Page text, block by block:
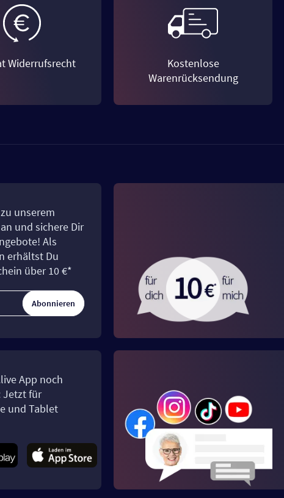
Widerrufsrecht
Kostenlose
Warenrücksendung
unserem
und sichere Dir
Als
erhältst Du
über 10 €*
Abonnieren
App noch
Jetzt für
und Tablet